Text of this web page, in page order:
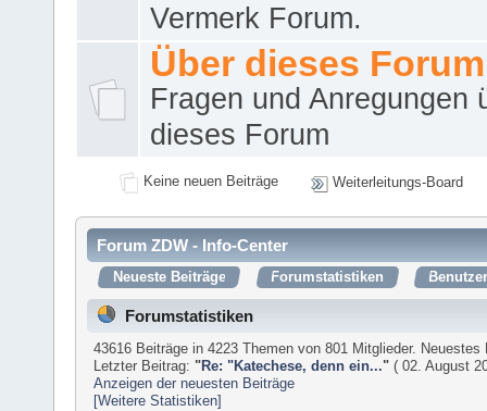
Vermerk Forum.
Über dieses Forum
Fragen und Anregungen
dieses Forum
Keine neuen Beiträge Weiterleitungs-Board
Forum ZDW - Info-Center
Neueste Beiträge Forumstatistiken
Forumstatistiken
43616 Beiträge in 4223 Themen von 801 Mitglieder.
Letzter Beitrag: "Re: "Katechese, denn ein..." ( 02. August
Anzeigen der neuesten Beiträge
[Weitere Statistiken]